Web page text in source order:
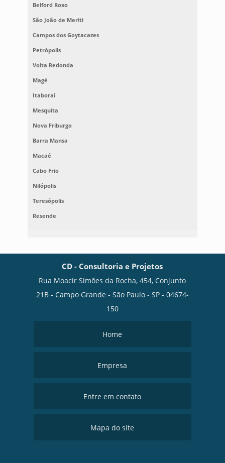
Belford Roxo
São João de Meriti
Campos dos Goytacazes
Petrópolis
Volta Redonda
Magé
Itaboraí
Mesquita
Nova Friburgo
Barra Mansa
Macaé
Cabo Frio
Nilópolis
Teresópolis
Resende
CD - Consultoria e Projetos
Rua Moacir Simões da Rocha, 454, Conjunto
21B - Campo Grande - São Paulo - SP - 04674-
150
Home
Empresa
Entre em contato
Mapa do site